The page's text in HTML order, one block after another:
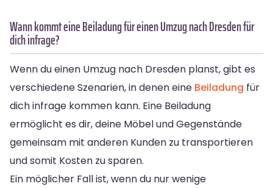
Wann kommt eine Beiladung für einen Umzug nach Dresden für
dich infrage?
Wenn du einen Umzug nach Dresden planst, gibt es
verschiedene Szenarien, in denen eine Beiladung für
dich infrage kommen kann. Eine Beiladung
ermöglicht es dir, deine Möbel und Gegenstände
gemeinsam mit anderen Kunden zu transportieren
und somit Kosten zu sparen.
Ein möglicher Fall ist, wenn du nur wenige